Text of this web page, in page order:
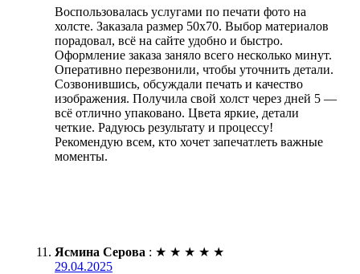
Воспользовалась услугами по печати фото на
холсте. Заказала размер 50х70. Выбор материалов
порадовал, всё на сайте удобно и быстро.
Оформление заказа заняло всего несколько минут.
Оперативно перезвонили, чтобы уточнить детали.
Созвонившись, обсуждали печать и качество
изображения. Получила свой холст через дней 5 —
всё отлично упаковано. Цвета яркие, детали
четкие. Радуюсь результату и процессу!
Рекомендую всем, кто хочет запечатлеть важные
моменты.
Ясмина Серова : ★ ★ ★ ★ ★
29.04.2025